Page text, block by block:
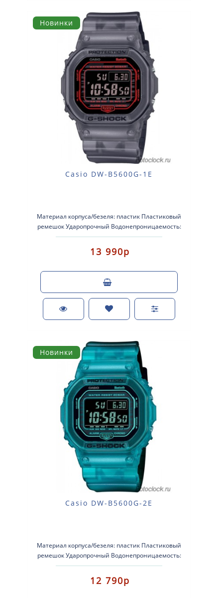
Новинки
Casio DW-B5600G-1E
Материал корпуса/безеля: пластик Пластиковый
ремешок Ударопрочный Водонепроницаемость:
водонепроницаемость до глубин..
13 990р
Новинки
Casio DW-B5600G-2E
Материал корпуса/безеля: пластик Пластиковый
ремешок Ударопрочный Водонепроницаемость:
водонепроницаемость до глуб..
12 790р